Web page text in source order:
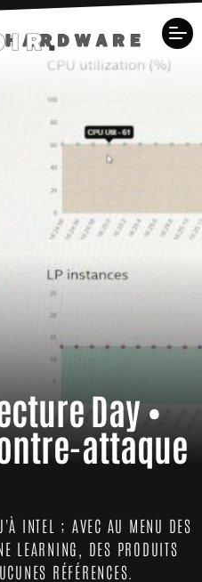
Day •
attaque
INTEL ; AVEC AU MENU DES
LEARNING, DES PRODUITS
RÉFÉRENCES.